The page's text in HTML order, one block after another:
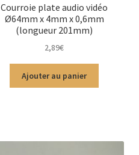
Courroie plate audio vidéo
Ø64mm x 4mm x 0,6mm
(longueur 201mm)
2,89€
Ajouter au panier